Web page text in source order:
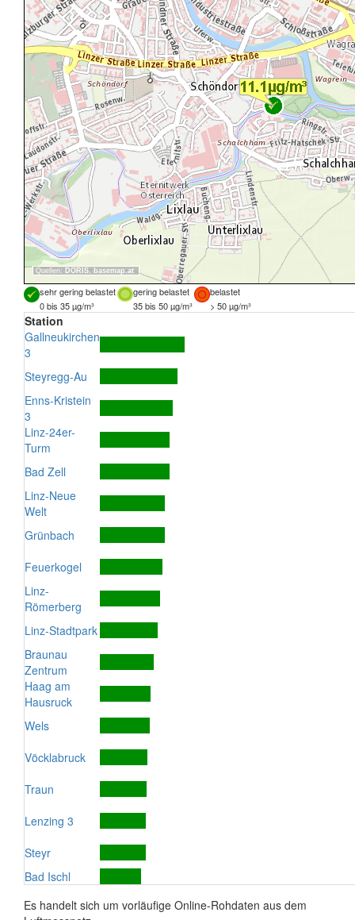
Quellen: DORIS, basemap.at
sehr gering belastet gering belastet
belastet
0 bis 35 µg/m³
35 bis 50 µg/m³ > 50 µg/m³
Station
Gallneukirchen
3
Steyregg-Au
Enns-Kristein
3
Linz-24er-
Turm
Bad Zell
Linz-Neue
Welt
Grünbach
Feuerkogel
Linz-
Römerberg
Linz-Stadtpark
Braunau
Zentrum
Haag am
Hausruck
Wels
Vöcklabruck
Traun
Lenzing 3
Steyr
Bad Ischl
Es handelt sich um vorläufige Online-Rohdaten aus dem